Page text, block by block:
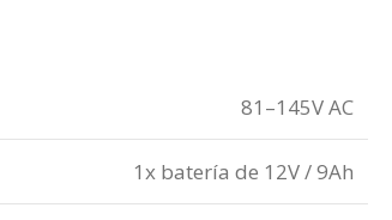
81–145V AC
1x batería de 12V / 9Ah